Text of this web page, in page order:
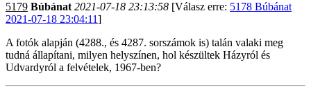
5179 Búbánat 2021-07-18 23:13:58 [Válasz erre: 5178 Búbánat
2021-07-18 23:04:11]
A fotók alapján (4288., és 4287. sorszámok is) talán valaki meg
tudná állapítani, milyen helyszínen, hol készültek Házyról és
Udvardyról a felvételek, 1967-ben?